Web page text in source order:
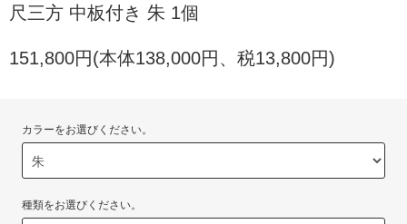
尺三方 中板付き 朱 1個
151,800円(本体138,000円、税13,800円)
カラーをお選びください。
種類をお選びください。